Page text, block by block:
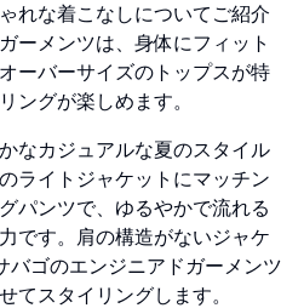
れな着こなしについてご紹介
ーメンツは、身体にフィット
ーバーサイズのトップスが特
ングが楽しめます。
なカジュアルな夏のスタイル
ライトジャケットにマッチン
パンツで、ゆるやかで流れる
です。肩の構造がないジャケ
バゴのエンジニアドガーメンツ
てスタイリングします。